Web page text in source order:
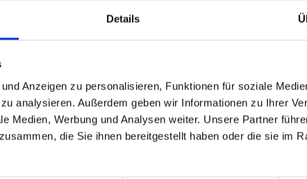
Details
Anzeigen zu personalisieren, Funktionen für soziale
analysieren. Außerdem geben wir Informationen zu Ihrer
Medien, Werbung und Analysen weiter. Unsere Partner
die Sie ihnen bereitgestellt haben oder die sie im
mehr abgedeckt sein.
Einschränkungen möglich.
entfernt werden.